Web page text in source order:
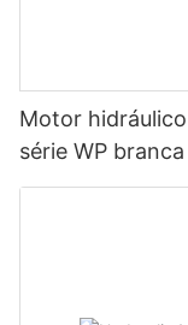
Motor
série WP branca